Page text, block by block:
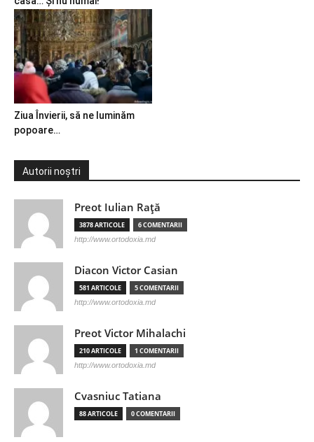
Ziua Învierii, să ne luminăm
popoare…
Autorii noștri
Preot Iulian Raţă
3878 ARTICOLE 6 COMENTARII
http://www.ortodoxia.md
Diacon Victor Casian
581 ARTICOLE 5 COMENTARII
http://www.ortodoxia.md
Preot Victor Mihalachi
210 ARTICOLE 1 COMENTARII
http://www.ortodoxia.md
Cvasniuc Tatiana
88 ARTICOLE 0 COMENTARII